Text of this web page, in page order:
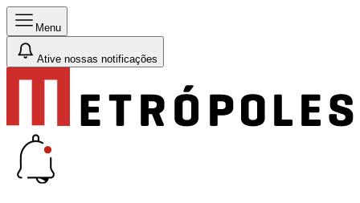
Menu
Ative nossas notificações